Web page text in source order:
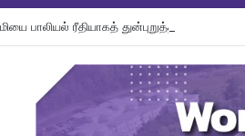
பாலியல் ரீதியாகத் துன்புறுத்தியதாக